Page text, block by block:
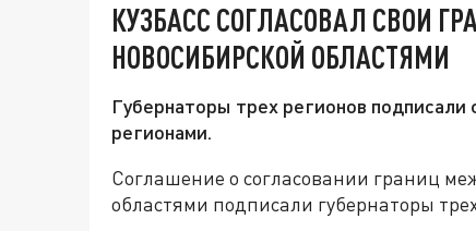
КУЗБАСС СОГЛАСОВАЛ СВОИ
НОВОСИБИРСКОЙ ОБЛАСТЯМИ
Губернаторы трех регионов
регионами.
Соглашение о согласовании границ
областями подписали губернаторы